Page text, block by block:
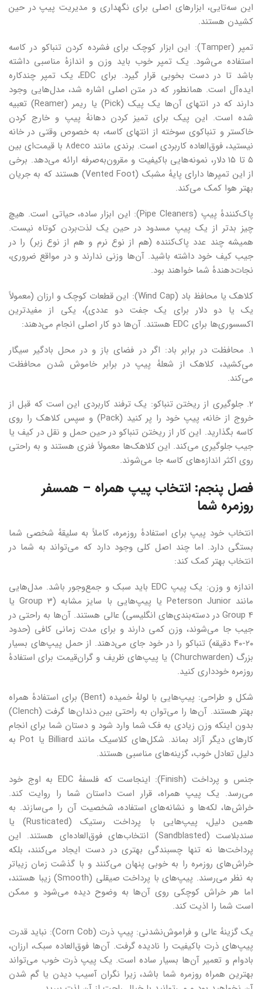
این سه‌تایی، ابزارهای اصلی برای نگهداری و مدیریت پیپ در حین
کشیدن هستند.
تمپر (Tamper): این ابزار کوچک برای فشرده کردن تنباکو در کاسه
استفاده می‌شود. یک تمپر خوب باید وزن و اندازهٔ مناسبی داشته
باشد تا در دست بخوبی قرار گیرد. برای EDC، یک تمپر چندکاره
ایده‌آل است. همانطور که در متن اصلی اشاره شد، مدل‌هایی وجود
دارند که در انتهای آن‌ها یک پیک (Pick) یا ریمر (Reamer) تعبیه
شده است. این پیک برای تمیز کردن دهانهٔ پیپ و خارج کردن
خاکستر و تنباکوی سوخته از انتهای کاسه، به خصوص وقتی در خانه
نیستید، فوق‌العاده کاربردی است. برندی مانند 8deco با قیمت‌ای بین
۵ تا ۱۵ دلار، نمونه‌هایی باکیفیت و مقرون‌به‌صرفه ارائه می‌دهد. برخی
از این تمپرها دارای پایهٔ مشبک (Vented Foot) هستند که به جریان
بهتر هوا کمک می‌کند.
پاک‌کنندهٔ پیپ (Pipe Cleaners): این ابزار ساده، حیاتی است. هیچ
چیز بدتر از یک پیپ مسدود در حین یک لذت‌بردن کوتاه نیست.
همیشه چند عدد پاک‌کننده (هم از نوع نرم و هم از نوع زبر) را در
جیب کیف خود داشته باشید. آن‌ها وزنی ندارند و در مواقع ضروری،
نجات‌دهندهٔ شما خواهند بود.
کلاهک یا محافظ باد (Wind Cap): این قطعات کوچک و ارزان (معمولاً
یک یا دو دلار برای یک جفت دو عددی)، یکی از مفیدترین
اکسسوری‌ها برای EDC هستند. آن‌ها دو کار اصلی انجام می‌دهند:
1. محافظت در برابر باد: اگر در فضای باز و در محل بادگیر سیگار
می‌کشید، کلاهک از شعلهٔ پیپ در برابر خاموش شدن محافظت
می‌کند.
2. جلوگیری از ریختن تنباکو: یک ترفند کاربردی این است که قبل از
خروج از خانه، پیپ خود را پر کنید (Pack) و سپس کلاهک را روی
کاسه بگذارید. این کار از ریختن تنباکو در حین حمل و نقل در کیف یا
جیب جلوگیری می‌کند. این کلاهک‌ها معمولاً فنری هستند و به راحتی
روی اکثر اندازه‌های کاسه جا می‌شوند.
فصل پنجم: انتخاب پیپ همراه – همسفر
روزمره شما
انتخاب خود پیپ برای استفادهٔ روزمره، کاملاً به سلیقهٔ شخصی شما
بستگی دارد. اما چند اصل کلی وجود دارد که می‌تواند به شما در
انتخاب بهتر کمک کند:
اندازه و وزن: یک پیپ EDC باید سبک و جمع‌وجور باشد. مدل‌هایی
مانند Peterson Junior یا پیپ‌هایی با سایز مشابه (Group 3 یا
Group 4 در دسته‌بندی‌های انگلیسی) عالی هستند. آن‌ها به راحتی در
جیب جا می‌شوند، وزن کمی دارند و برای مدت زمانی کافی (حدود
۲۰-۴۰ دقیقه) تنباکو را در خود جای می‌دهند. از حمل پیپ‌های بسیار
بزرگ (Churchwarden) یا پیپ‌های ظریف و گران‌قیمت برای استفادهٔ
روزمره خودداری کنید.
شکل و طراحی: پیپ‌هایی با لولهٔ خمیده (Bent) برای استفادهٔ همراه
بهتر هستند. آن‌ها را می‌توان به راحتی بین دندان‌ها گرفت (Clench)
بدون اینکه وزن زیادی به فک شما وارد شود و دستان شما برای انجام
کارهای دیگر آزاد بماند. شکل‌های کلاسیک مانند Billiard یا Pot به
دلیل تعادل خوب، گزینه‌های مناسبی هستند.
جنس و پرداخت (Finish): اینجاست که فلسفهٔ EDC به اوج خود
می‌رسد. یک پیپ همراه، قرار است داستان شما را روایت کند.
خراش‌ها، لکه‌ها و نشانه‌های استفاده، شخصیت آن را می‌سازند. به
همین دلیل، پیپ‌هایی با پرداخت رستیک (Rusticated) یا
سندبلاست (Sandblasted) انتخاب‌های فوق‌العاده‌ای هستند. این
پرداخت‌ها نه تنها چسبندگی بهتری در دست ایجاد می‌کنند، بلکه
خراش‌های روزمره را به خوبی پنهان می‌کنند و با گذشت زمان زیباتر
به نظر می‌رسند. پیپ‌های با پرداخت صیقلی (Smooth) زیبا هستند،
اما هر خراش کوچکی روی آن‌ها به وضوح دیده می‌شود و ممکن
است شما را اذیت کند.
یک گزینهٔ عالی و فراموش‌نشدنی: پیپ ذرت (Corn Cob): نباید قدرت
پیپ‌های ذرت باکیفیت را نادیده گرفت. آن‌ها فوق‌العاده سبک، ارزان،
بادوام و تعمیر آن‌ها بسیار ساده است. یک پیپ ذرت خوب می‌تواند
بهترین همراه روزمره شما باشد، زیرا نگران آسیب دیدن یا گم شدن